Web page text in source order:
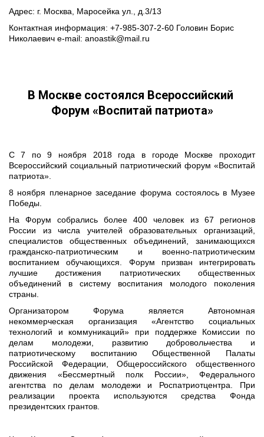
Адрес: г. Москва, Маросейка ул., д.3/13
Контактная информация: +7-985-307-2-60 Головин Борис
Николаевич e-mail: anoastik@mail.ru
В Москве состоялся Всероссийский
Форум «Воспитай патриота»
С 7 по 9 ноября 2018 года в городе Москве проходит
Всероссийский социальный патриотический форум «Воспитай
патриота».
8 ноября пленарное заседание форума состоялось в Музее
Победы.
На Форум собрались более 400 человек из 67 регионов
России из числа учителей образовательных организаций,
специалистов общественных объединений, занимающихся
гражданско-патриотическим и военно-патриотическим
воспитанием обучающихся. Форум призван интегрировать
лучшие достижения патриотических общественных
объединений в систему воспитания молодого поколения
страны.
Организатором Форума является Автономная
некоммерческая организация «Агентство социальных
технологий и коммуникаций» при поддержке Комиссии по
делам молодежи, развитию добровольчества и
патриотическому воспитанию Общественной Палаты
Российской Федерации, Общероссийского общественного
движения «Бессмертный полк России», Федерального
агентства по делам молодежи и Роспатриотцентра. При
реализации проекта используются средства Фонда
президентских грантов.